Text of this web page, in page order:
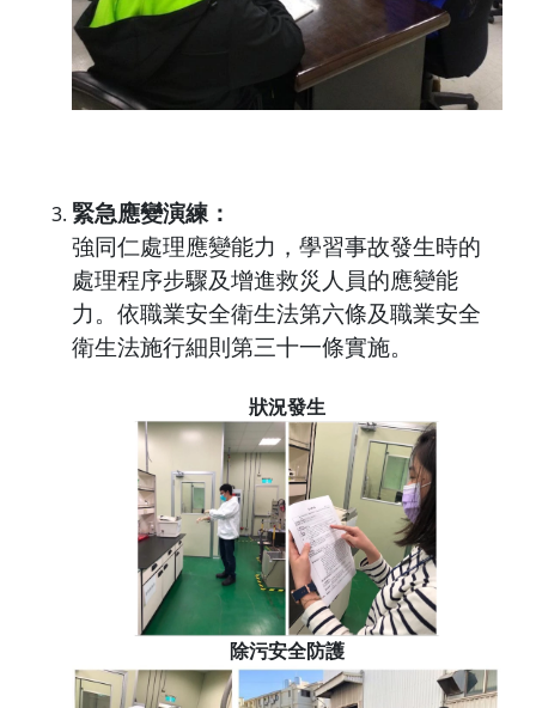
緊急應變演練：
強同仁處理應變能力，學習事故發生時的
處理程序步驟及增進救災人員的應變能
力。依職業安全衛生法第六條及職業安全
衛生法施行細則第三十一條實施。
狀況發生
除污安全防護